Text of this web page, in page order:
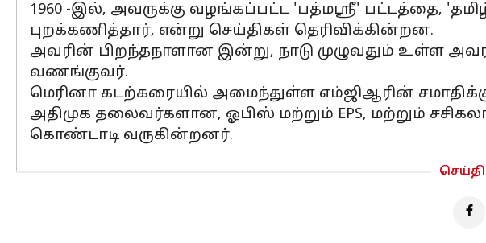
1960 -இல், அவருக்கு வழங்கப்பட்ட 'பத்மஸ்ரீ' பட்டத்தை,
புறக்கணித்தார், என்று செய்திகள் தெரிவிக்கின்றன.
அவரின் பிறந்தநாளான இன்று, நாடு முழுவதும் உள்ள
வணங்குவர்.
மெரினா கடற்கரையில் அமைந்துள்ள எம்ஜிஆரின்
அதிமுக தலைவர்களான, ஓபிஸ் மற்றும் EPS, மற்றும்
கொண்டாடி வருகின்றனர்.